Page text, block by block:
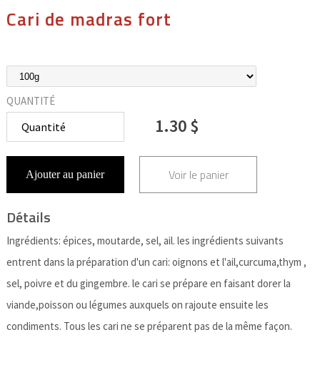
Cari de madras fort
QUANTITÉ
1.30 $
Ajouter au panier Voir le panier
Détails
Ingrédients: épices, moutarde, sel, ail. les ingrédients suivants
entrent dans la préparation d'un cari: oignons et l'ail,curcuma,thym ,
sel, poivre et du gingembre. le cari se prépare en faisant dorer la
viande,poisson ou légumes auxquels on rajoute ensuite les
condiments. Tous les cari ne se préparent pas de la même façon.